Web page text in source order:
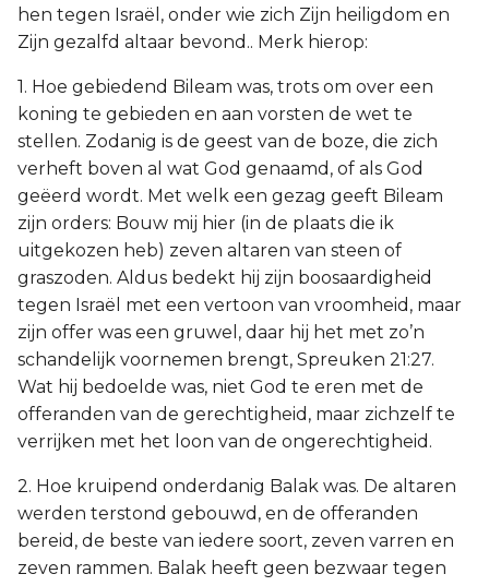
hen tegen Israël, onder wie zich Zijn heiligdom en
Zijn gezalfd altaar bevond.. Merk hierop:
1. Hoe gebiedend Bileam was, trots om over een
koning te gebieden en aan vorsten de wet te
stellen. Zodanig is de geest van de boze, die zich
verheft boven al wat God genaamd, of als God
geëerd wordt. Met welk een gezag geeft Bileam
zijn orders: Bouw mij hier (in de plaats die ik
uitgekozen heb) zeven altaren van steen of
graszoden. Aldus bedekt hij zijn boosaardigheid
tegen Israël met een vertoon van vroomheid, maar
zijn offer was een gruwel, daar hij het met zo’n
schandelijk voornemen brengt, Spreuken 21:27.
Wat hij bedoelde was, niet God te eren met de
offeranden van de gerechtigheid, maar zichzelf te
verrijken met het loon van de ongerechtigheid.
2. Hoe kruipend onderdanig Balak was. De altaren
werden terstond gebouwd, en de offeranden
bereid, de beste van iedere soort, zeven varren en
zeven rammen. Balak heeft geen bezwaar tegen